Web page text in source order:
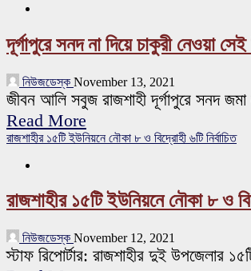
দূর্গাপুরে সনদ না দিয়ে চাকুরী নেওয়া
নিউজডেস্ক November 13, 2021
জীবন আলি সবুজ রাজশাহী দূর্গাপুরে সনদ
Read More
রাজশাহীর ১৫টি ইউনিয়নে নৌকা ৮ ও বিদ্রোহী ৬টি নির্বাচিত
রাজশাহীর ১৫টি ইউনিয়নে নৌকা ৮ ও
নিউজডেস্ক November 12, 2021
স্টাফ রিপোর্টার: রাজশাহীর দুই উপজেলার